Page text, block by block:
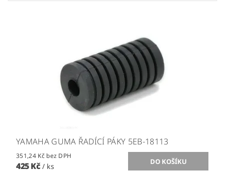
YAMAHA GUMA ŘADÍCÍ PÁKY 5EB-18113
351,24 Kč bez DPH
425 Kč / ks